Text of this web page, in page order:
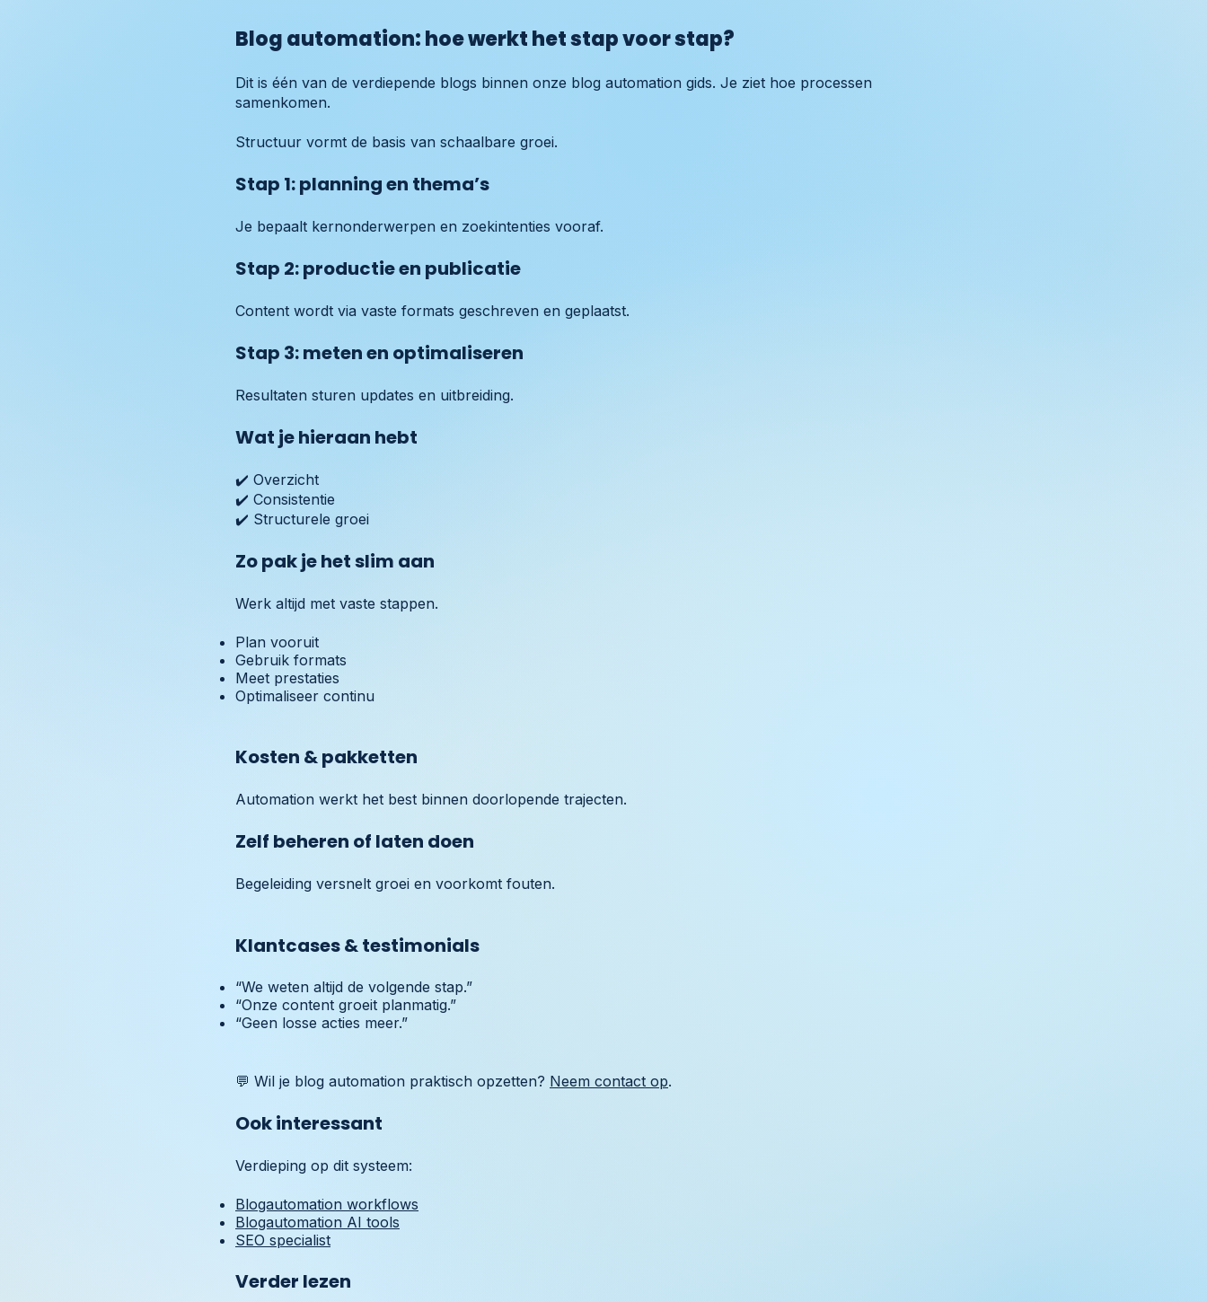
Blog automation: hoe werkt het stap voor stap?
Dit is één van de verdiepende blogs binnen onze blog automation gids. Je ziet hoe processen
samenkomen.
Structuur vormt de basis van schaalbare groei.
Stap 1: planning en thema’s
Je bepaalt kernonderwerpen en zoekintenties vooraf.
Stap 2: productie en publicatie
Content wordt via vaste formats geschreven en geplaatst.
Stap 3: meten en optimaliseren
Resultaten sturen updates en uitbreiding.
Wat je hieraan hebt
✔️ Overzicht
✔️ Consistentie
✔️ Structurele groei
Zo pak je het slim aan
Werk altijd met vaste stappen.
Plan vooruit
Gebruik formats
Meet prestaties
Optimaliseer continu
Kosten & pakketten
Automation werkt het best binnen doorlopende trajecten.
Zelf beheren of laten doen
Begeleiding versnelt groei en voorkomt fouten.
Klantcases & testimonials
“We weten altijd de volgende stap.”
“Onze content groeit planmatig.”
“Geen losse acties meer.”
💬 Wil je blog automation praktisch opzetten? Neem contact op.
Ook interessant
Verdieping op dit systeem:
Blogautomation workflows
Blogautomation AI tools
SEO specialist
Verder lezen